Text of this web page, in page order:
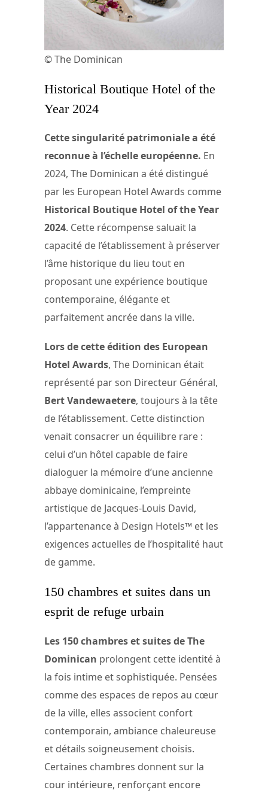
© The Dominican
Historical Boutique Hotel of the
Year 2024
Cette singularité patrimoniale a été
reconnue à l’échelle européenne. En
2024, The Dominican a été distingué
par les European Hotel Awards comme
Historical Boutique Hotel of the Year
2024. Cette récompense saluait la
capacité de l’établissement à préserver
l’âme historique du lieu tout en
proposant une expérience boutique
contemporaine, élégante et
parfaitement ancrée dans la ville.
Lors de cette édition des European
Hotel Awards, The Dominican était
représenté par son Directeur Général,
Bert Vandewaetere, toujours à la tête
de l’établissement. Cette distinction
venait consacrer un équilibre rare :
celui d’un hôtel capable de faire
dialoguer la mémoire d’une ancienne
abbaye dominicaine, l’empreinte
artistique de Jacques-Louis David,
l’appartenance à Design Hotels™ et les
exigences actuelles de l’hospitalité haut
de gamme.
150 chambres et suites dans un
esprit de refuge urbain
Les 150 chambres et suites de The
Dominican prolongent cette identité à
la fois intime et sophistiquée. Pensées
comme des espaces de repos au cœur
de la ville, elles associent confort
contemporain, ambiance chaleureuse
et détails soigneusement choisis.
Certaines chambres donnent sur la
cour intérieure, renforçant encore